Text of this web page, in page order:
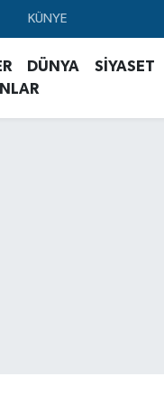
KÜNYE
DÜNYA SİYASET